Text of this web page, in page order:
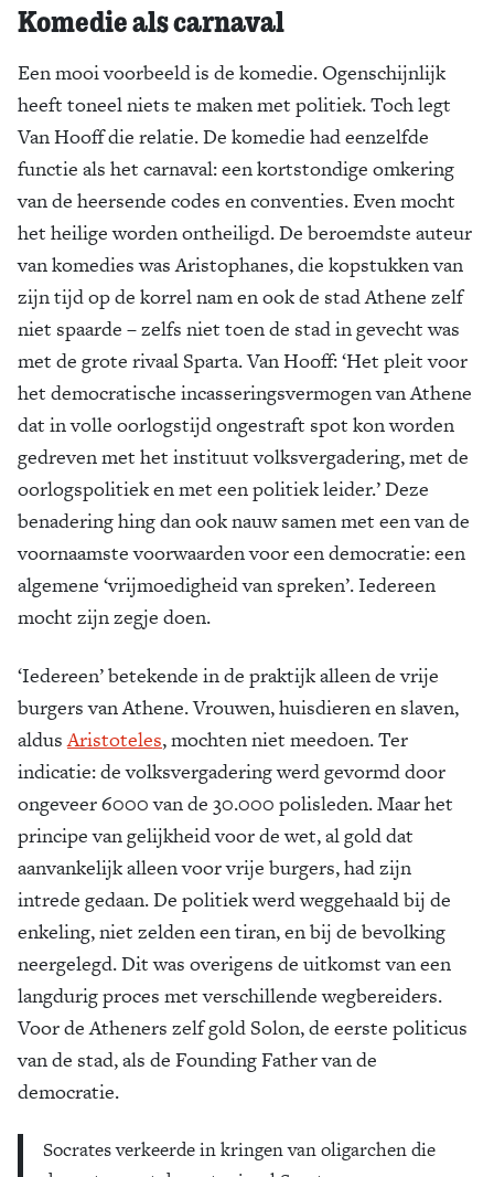
Komedie als carnaval
Een mooi voorbeeld is de komedie. Ogenschijnlijk
heeft toneel niets te maken met politiek. Toch legt
Van Hooff die relatie. De komedie had eenzelfde
functie als het carnaval: een kortstondige omkering
van de heersende codes en conventies. Even mocht
het heilige worden ontheiligd. De beroemdste auteur
van komedies was Aristophanes, die kopstukken van
zijn tijd op de korrel nam en ook de stad Athene zelf
niet spaarde – zelfs niet toen de stad in gevecht was
met de grote rivaal Sparta. Van Hooff: ‘Het pleit voor
het democratische incasseringsvermogen van Athene
dat in volle oorlogstijd ongestraft spot kon worden
gedreven met het instituut volksvergadering, met de
oorlogspolitiek en met een politiek leider.’ Deze
benadering hing dan ook nauw samen met een van de
voornaamste voorwaarden voor een democratie: een
algemene ‘vrijmoedigheid van spreken’. Iedereen
mocht zijn zegje doen.
‘Iedereen’ betekende in de praktijk alleen de vrije
burgers van Athene. Vrouwen, huisdieren en slaven,
aldusAristoteles, mochten niet meedoen. Ter
indicatie: de volksvergadering werd gevormd door
ongeveer 6000 van de 30.000 polisleden. Maar het
principe van gelijkheid voor de wet, al gold dat
aanvankelijk alleen voor vrije burgers, had zijn
intrede gedaan. De politiek werd weggehaald bij de
enkeling, niet zelden een tiran, en bij de bevolking
neergelegd. Dit was overigens de uitkomst van een
langdurig proces met verschillende wegbereiders.
Voor de Atheners zelf gold Solon, de eerste politicus
van de stad, als de Founding Father van de
democratie.
Socrates verkeerde in kringen van oligarchen die